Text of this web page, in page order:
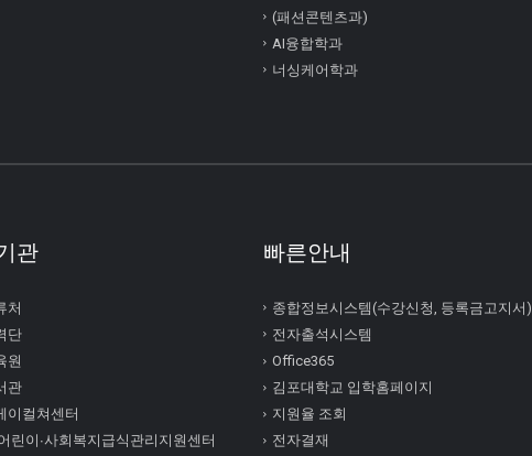
(패션콘텐츠과)
AI융합학과
너싱케어학과
관
처
단
원
관
이컬쳐센터
린이∙사회복지급식관리지원센터
빠른안내
종합정보시스템(수강신청, 등록금고지서)
전자출석시스템
Office365
김포대학교 입학홈페이지
지원율 조회
전자결재